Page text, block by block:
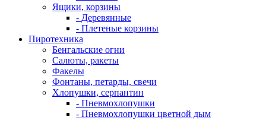
Ящики, корзины
- Деревянные
- Плетеные корзины
Пиротехника
Бенгальские огни
Салюты, ракеты
Факелы
Фонтаны, петарды, свечи
Хлопушки, серпантин
- Пневмохлопушки
- Пневмохлопушки цветной дым